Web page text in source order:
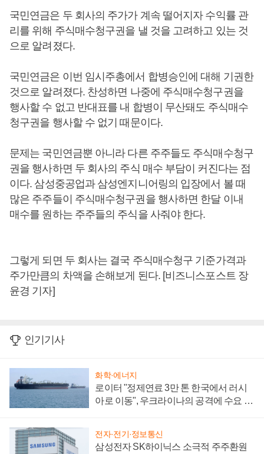
국민연금은 두 회사의 주가가 계속 떨어지자 수익률 관
리를 위해 주식매수청구권을 낼 것을 고려하고 있는 것
으로 알려졌다.
국민연금은 이번 임시주총에서 합병승인에 대해 기권한
것으로 알려졌다. 찬성하면 나중에 주식매수청구권을
행사할 수 없고 반대표를 내 합병이 무산돼도 주식매수
청구권을 행사할 수 없기 때문이다.
문제는 국민연금뿐 아니라 다른 주주들도 주식매수청구
권을 행사하면 두 회사의 주식 매수 부담이 커진다는 점
이다. 삼성중공업과 삼성엔지니어링의 입장에서 볼 때
많은 주주들이 주식매수청구권을 행사하면 한달 이내
매수를 원하는 주주들의 주식을 사줘야 한다.
그렇게 되면 두 회사는 결국 주식매수청구 기준가격과
주가만큼의 차액을 손해보게 된다. [비즈니스포스트 장
윤경 기자]
인기기사
화학·에너지
로이터 "정제연료 3만 톤 한국에서 러시
아로 이동", 우크라이나의 공격에 수요 늘
전자·전기·정보통신
삼성전자 SK하이닉스 소극적 주주환원